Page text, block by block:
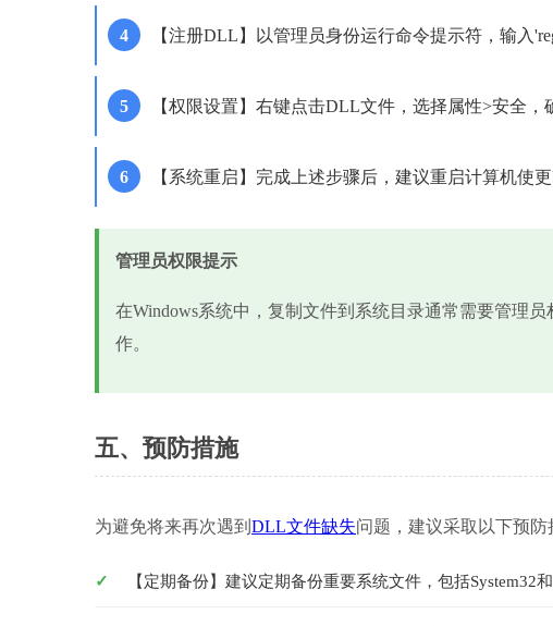
【注册DLL】以管理员身份运行命令提示符，输入
【权限设置】右键点击DLL文件，选择属性>安全
【系统重启】完成上述步骤后，建议重启计算机使
管理员权限提示
在Windows系统中，复制文件到系统目录通常需要管理
作。
五、预防措施
为避免将来再次遇到 DLL文件缺失问题，建议采取以下预防
【定期备份】建议定期备份重要系统文件，包括System32